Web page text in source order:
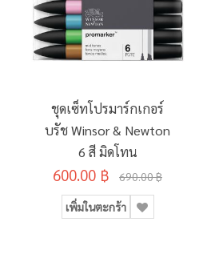
ชุดเซ็ทโปรมาร์กเกอร์
บรัช Winsor & Newton
6 สี มิดโทน
600.00 ฿ 690.00 ฿
เพิ่มในตะกร้า